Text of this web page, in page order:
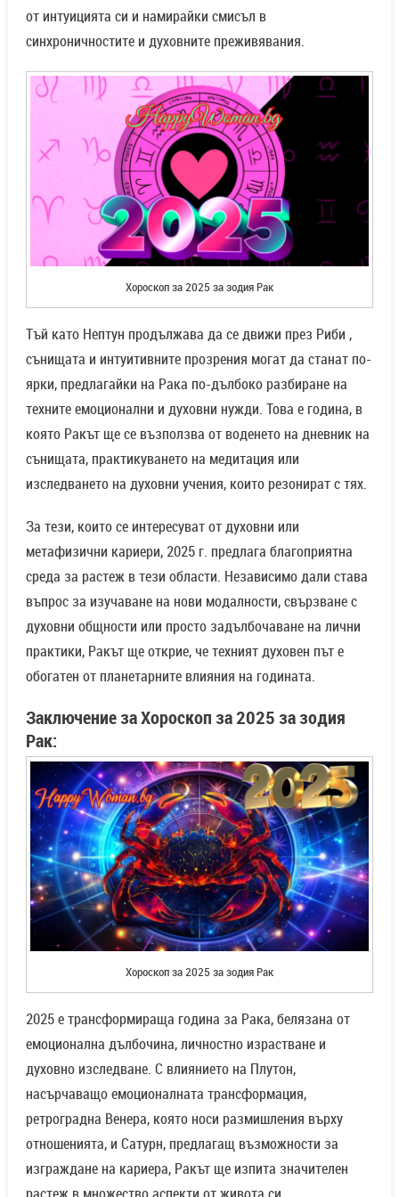
от интуицията си и намирайки смисъл в
синхроничностите и духовните преживявания.
Хороскоп за 2025 за зодия Рак
Тъй като Нептун продължава да се движи през Риби ,
сънищата и интуитивните прозрения могат да станат по-
ярки, предлагайки на Рака по-дълбоко разбиране на
техните емоционални и духовни нужди. Това е година, в
която Ракът ще се възползва от воденето на дневник на
сънищата, практикуването на медитация или
изследването на духовни учения, които резонират с тях.
За тези, които се интересуват от духовни или
метафизични кариери, 2025 г. предлага благоприятна
среда за растеж в тези области. Независимо дали става
въпрос за изучаване на нови модалности, свързване с
духовни общности или просто задълбочаване на лични
практики, Ракът ще открие, че техният духовен път е
обогатен от планетарните влияния на годината.
Заключение за Хороскоп за 2025 за зодия
Рак:
Хороскоп за 2025 за зодия Рак
2025 е трансформираща година за Рака, белязана от
емоционална дълбочина, личностно израстване и
духовно изследване. С влиянието на Плутон,
насърчаващо емоционалната трансформация,
ретроградна Венера, която носи размишления върху
отношенията, и Сатурн, предлагащ възможности за
изграждане на кариера, Ракът ще изпита значителен